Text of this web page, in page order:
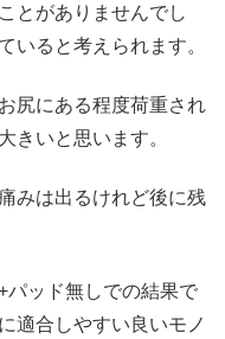
とがありませんでし
いると考えられます。
尻にある程度荷重され
きいと思います。
みは出るけれど後に残
パッド無しでの結果で
適合しやすい良いモノ